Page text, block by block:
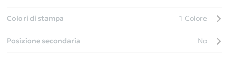
Colori di stampa 1 Colore
Posizione secondaria No